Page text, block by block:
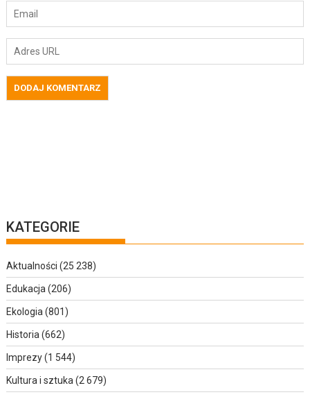
KATEGORIE
Aktualności (25 238)
Edukacja (206)
Ekologia (801)
Historia (662)
Imprezy(1 544)
Kultura i sztuka (2 679)